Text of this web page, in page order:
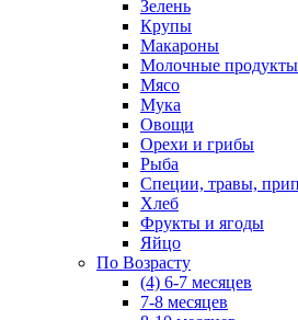
Зелень
Крупы
Макароны
Молочные продукты
Мясо
Мука
Овощи
Орехи и грибы
Рыба
Специи, травы,
Хлеб
Фрукты и ягоды
Яйцо
По Возрасту
(4) 6-7 месяцев
7-8 месяцев